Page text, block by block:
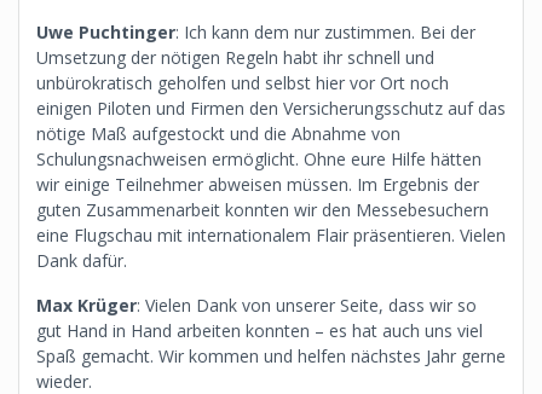
Uwe Puchtinger: Ich kann dem nur zustimmen. Bei der
Umsetzung der nötigen Regeln habt ihr schnell und
unbürokratisch geholfen und selbst hier vor Ort noch
einigen Piloten und Firmen den Versicherungsschutz auf das
nötige Maß aufgestockt und die Abnahme von
Schulungsnachweisen ermöglicht. Ohne eure Hilfe hätten
wir einige Teilnehmer abweisen müssen. Im Ergebnis der
guten Zusammenarbeit konnten wir den Messebesuchern
eine Flugschau mit internationalem Flair präsentieren. Vielen
Dank dafür.
Max Krüger: Vielen Dank von unserer Seite, dass wir so
gut Hand in Hand arbeiten konnten – es hat auch uns viel
Spaß gemacht. Wir kommen und helfen nächstes Jahr gerne
wieder.